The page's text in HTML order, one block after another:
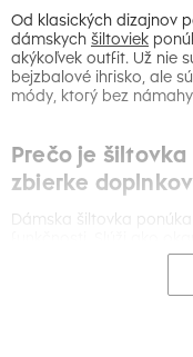
Od klasických dizajnov
dámskych šiltoviek
akýkoľvek outfit. Už nie
bejzbalové ihrisko, ale
módy, ktorý bez
Prečo je
zbierke doplnkov
Dámska šiltovka
tvár pred slnkom a
už vybavujete
chcete vyjadriť svoj